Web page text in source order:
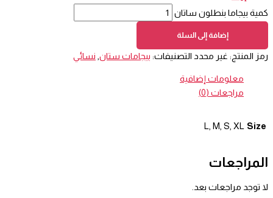
كمية بيجاما بنطلون ساتان
إضافة إلى السلة
رمز المنتج: غير محدد التصنيفات: بيجامات ستان نسائي
معلومات إضافية
مراجعات (0)
Size
L, M, S, XL
المراجعات
لا توجد مراجعات بعد.